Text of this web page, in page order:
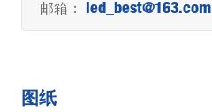
邮箱： led_best@163.com
图纸